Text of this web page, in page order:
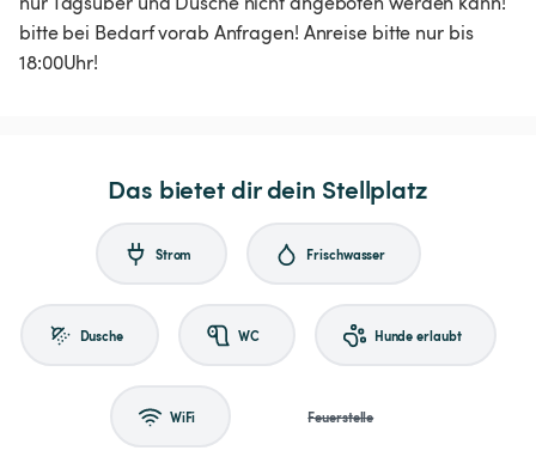
bitte bei Bedarf vorab Anfragen! Anreise bitte nur bis
18:00Uhr!
Das bietet dir dein Stellplatz
Strom Frischwasser
Dusche WC Hunde erlaubt
WiFi Feuerstelle